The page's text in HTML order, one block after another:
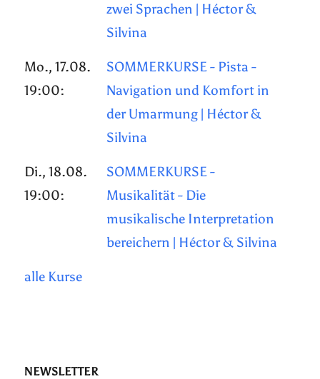
zwei Sprachen | Héctor &
Silvina
Mo., 17.08.
19:00:
SOMMERKURSE - Pista -
Navigation und Komfort in
der Umarmung | Héctor &
Silvina
Di., 18.08.
19:00:
SOMMERKURSE -
Musikalität - Die
musikalische Interpretation
bereichern | Héctor & Silvina
alle Kurse
NEWSLETTER